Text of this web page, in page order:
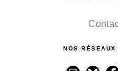
NOS RÉSEAUX